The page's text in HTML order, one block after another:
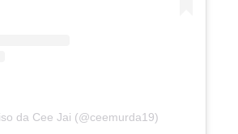
da Cee Jai (@ceemurda19)